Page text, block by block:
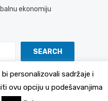
ekonomiju
SEARCH
Politika Privatnosti
personalizovali sadržaje i
ovu opciju u podešavanjima